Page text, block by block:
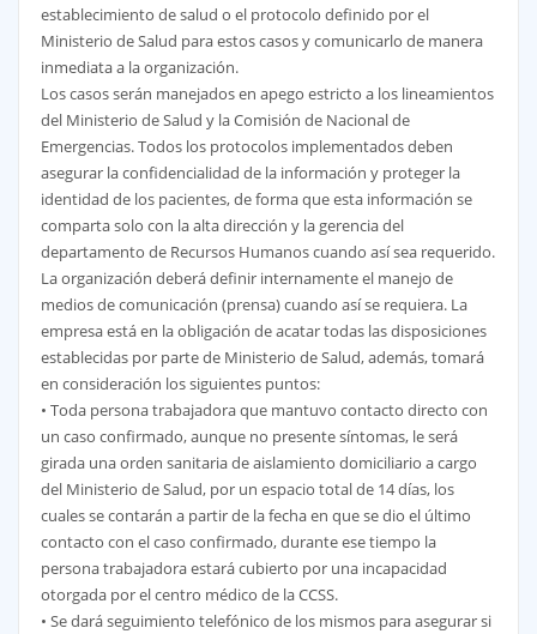
establecimiento de salud o el protocolo definido por el
Ministerio de Salud para estos casos y comunicarlo de manera
inmediata a la organización.
Los casos serán manejados en apego estricto a los lineamientos
del Ministerio de Salud y la Comisión de Nacional de
Emergencias. Todos los protocolos implementados deben
asegurar la confidencialidad de la información y proteger la
identidad de los pacientes, de forma que esta información se
comparta solo con la alta dirección y la gerencia del
departamento de Recursos Humanos cuando así sea requerido.
La organización deberá definir internamente el manejo de
medios de comunicación (prensa) cuando así se requiera. La
empresa está en la obligación de acatar todas las disposiciones
establecidas por parte de Ministerio de Salud, además, tomará
en consideración los siguientes puntos:
• Toda persona trabajadora que mantuvo contacto directo con
un caso confirmado, aunque no presente síntomas, le será
girada una orden sanitaria de aislamiento domiciliario a cargo
del Ministerio de Salud, por un espacio total de 14 días, los
cuales se contarán a partir de la fecha en que se dio el último
contacto con el caso confirmado, durante ese tiempo la
persona trabajadora estará cubierto por una incapacidad
otorgada por el centro médico de la CCSS.
• Se dará seguimiento telefónico de los mismos para asegurar si